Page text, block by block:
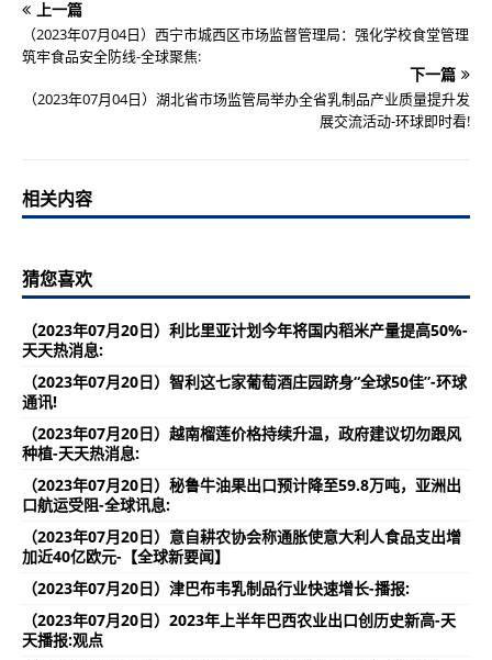
上一篇
（2023年07月04日）西宁市城西区市场监督管理局：强化学校食堂管理
筑牢食品安全防线-全球聚焦:
下一篇
（2023年07月04日）湖北省市场监管局举办全省乳制品产业质量提升发
展交流活动-环球即时看!
相关内容
猜您喜欢
（2023年07月20日）利比里亚计划今年将国内稻米产量提高50%-
天天热消息:
（2023年07月20日）智利这七家葡萄酒庄园跻身“全球50佳”-环球
通讯!
（2023年07月20日）越南榴莲价格持续升温，政府建议切勿跟风
种植-天天热消息:
（2023年07月20日）秘鲁牛油果出口预计降至59.8万吨，亚洲出
口航运受阻-全球讯息:
（2023年07月20日）意自耕农协会称通胀使意大利人食品支出增
加近40亿欧元-【全球新要闻】
（2023年07月20日）津巴布韦乳制品行业快速增长-播报:
（2023年07月20日）2023年上半年巴西农业出口创历史新高-天
天播报:观点